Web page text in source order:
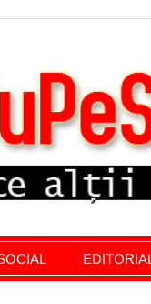
social